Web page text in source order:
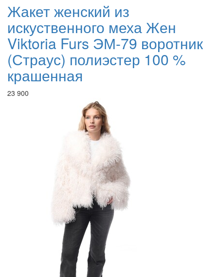
Жакет женский из
искуственного меха Жен
Viktoria Furs ЭМ-79 воротник
(Страус) полиэстер 100 %
крашенная
23 900